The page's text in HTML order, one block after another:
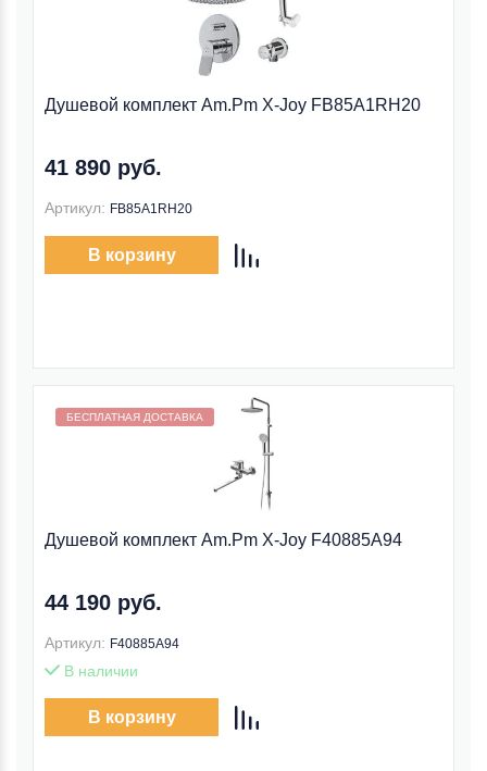
Душевой комплект Am.Pm X-Joy FB85A1RH20
41 890 руб.
Артикул: FB85A1RH20
В корзину
БЕСПЛАТНАЯ ДОСТАВКА
Душевой комплект Am.Pm X-Joy F40885A94
44 190 руб.
Артикул: F40885A94
В наличии
В корзину